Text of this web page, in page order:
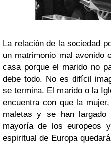
La relación de la sociedad
un matrimonio mal avenido
casa porque el marido no
debe todo. No es difícil
se termina. El marido o la
encuentra con que la
maletas y se han
mayoría de los europeos
espiritual de Europa